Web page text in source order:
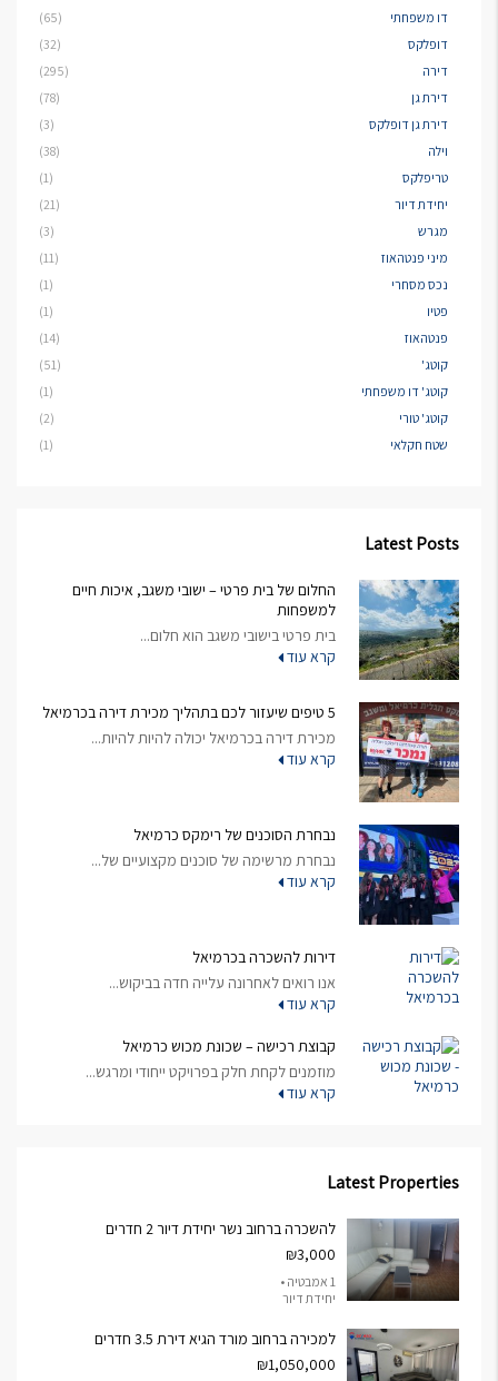
דו משפחתי
(65)
דופלקס
(32)
דירה
(295)
דירת גן
(78)
דירת גן דופלקס
(3)
וילה
(38)
טריפלקס
(1)
יחידת דיור
(21)
מגרש
(3)
מיני פנטהאוז
(11)
נכס מסחרי
(1)
פטיו
(1)
פנטהאוז
(14)
קוטג'
(51)
קוטג' דו משפחתי
(1)
קוטג' טורי
(2)
שטח חקלאי
(1)
Latest Posts
החלום של בית פרטי – ישובי משגב, איכות חיים
למשפחות
בית פרטי בישובי משגב הוא חלום...
קרא עוד
5 טיפים שיעזור לכם בתהליך מכירת דירה בכרמיאל
מכירת דירה בכרמיאל יכולה להיות להיות...
קרא עוד
נבחרת הסוכנים של רימקס כרמיאל
נבחרת מרשימה של סוכנים מקצועיים של...
קרא עוד
דירות להשכרה בכרמיאל
אנו רואים לאחרונה עלייה חדה בביקוש...
קרא עוד
קבוצת רכישה – שכונת מכוש כרמיאל
מוזמנים לקחת חלק בפרויקט ייחודי ומרגש...
קרא עוד
Latest Properties
להשכרה ברחוב נשר יחידת דיור 2 חדרים
₪3,000
1 אמבטיה •
יחידת דיור
למכירה ברחוב מורד הגיא דירת 3.5 חדרים
₪1,050,000